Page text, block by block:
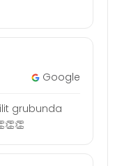
Google
grubunda